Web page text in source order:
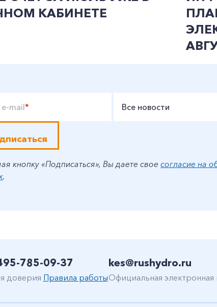
КАБИНЕТЕ
mail* Все новости
кнопку «Подписаться», Вы даете своесогласие на
.
785-09-37
доверия Правила работы
kes@rushydro.ru
Официальная электронная